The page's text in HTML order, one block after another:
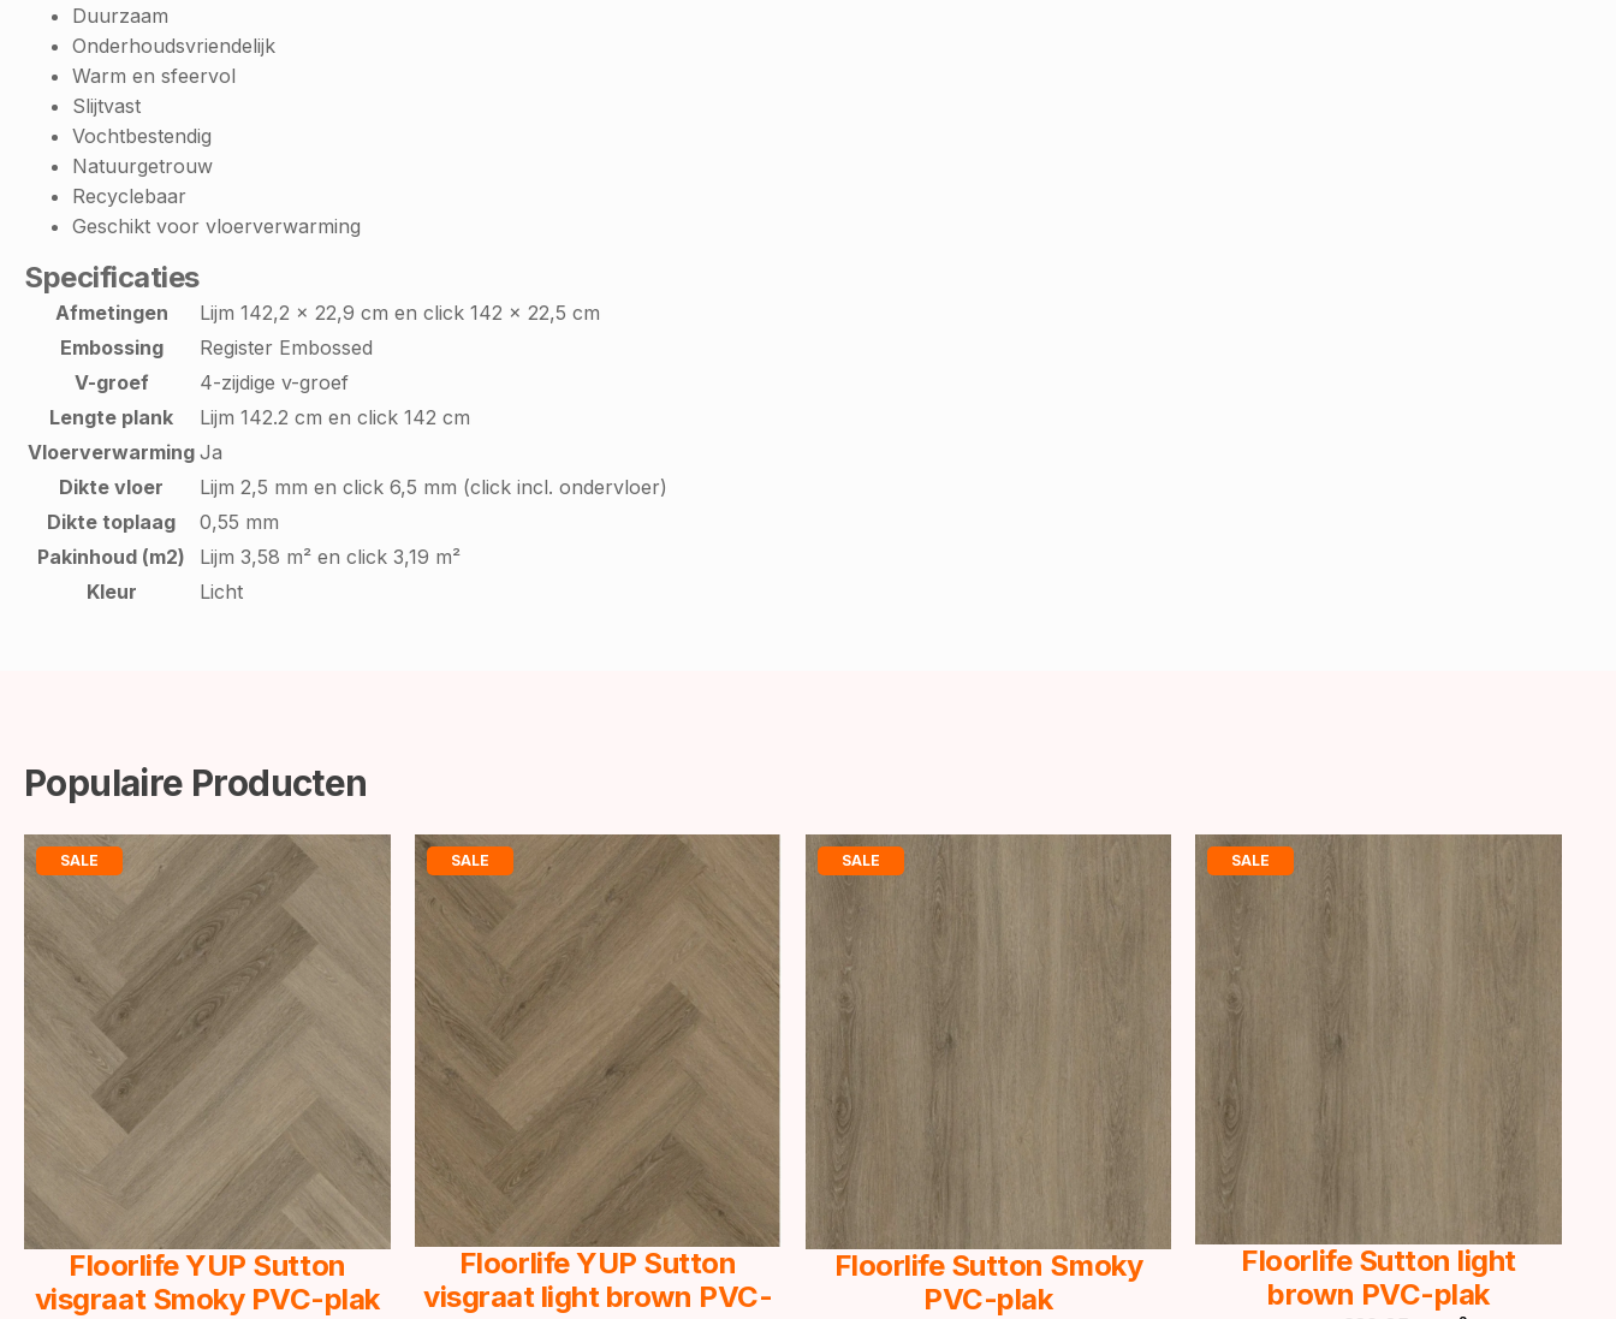
Duurzaam
Onderhoudsvriendelijk
Warm en sfeervol
Slijtvast
Vochtbestendig
Natuurgetrouw
Recyclebaar
Geschikt voor vloerverwarming
Specificaties
Afmetingen
Lijm 142,2 x 22,9 cm en click 142 x 22,5 cm
Embossing
Register Embossed
V-groef
4-zijdige v-groef
Lengte plank
Lijm 142.2 cm en click 142 cm
Vloerverwarming Ja
Dikte vloer
Lijm 2,5 mm en click 6,5 mm (click incl. ondervloer)
Dikte toplaag
0,55 mm
Pakinhoud (m2)
Lijm 3,58 m² en click 3,19 m²
Kleur
Licht
Populaire Producten
SALE
Floorlife YUP Sutton
visgraat Smoky PVC-plak
SALE
Floorlife YUP Sutton
visgraat light brown PVC-
SALE
Floorlife Sutton Smoky
PVC-plak
SALE
Floorlife Sutton light
brown PVC-plak